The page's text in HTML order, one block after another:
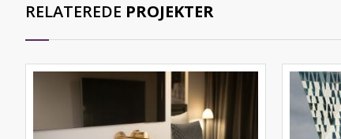
RELATEREDE PROJEKTER